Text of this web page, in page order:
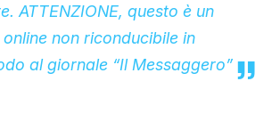
ATTENZIONE, questo è un
non riconducibile in
al giornale “Il Messaggero”